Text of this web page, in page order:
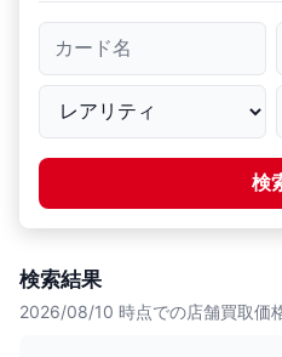
カード名
検
検索結果
2026/08/10 時点での店舗買取価